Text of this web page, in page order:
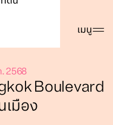
เมนู
2568
Boulevard
มือง